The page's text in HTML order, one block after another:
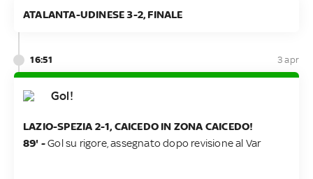
ATALANTA-UDINESE 3-2, FINALE
16:51 3 apr
Gol!
LAZIO-SPEZIA 2-1, CAICEDO IN ZONA CAICEDO!
89' -Gol su rigore, assegnato dopo revisione al Var